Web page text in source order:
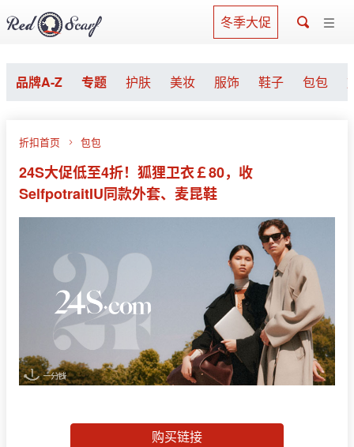
冬季大促
品牌A-Z 专题 护肤 美妆 服饰 鞋子 包包
折扣首页 包包
24S大促低至4折！狐狸卫衣￡80，收
SelfpotraitIU同款外套、麦昆鞋
购买链接